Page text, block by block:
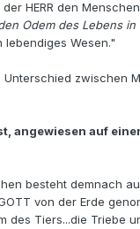
HERR den
Odem des Lebens in
Wesen."
zwischen
angewiesen auf
besteht demnach
von der Erde
des Tiers...die Triebe